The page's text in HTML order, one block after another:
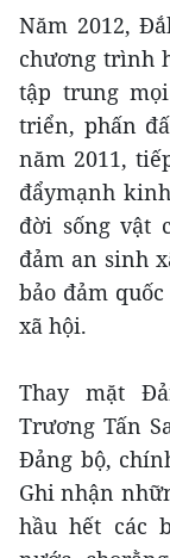
Năm 2012,
chương trình
tập trung
triển, phấn
năm 2011,
đẩymạnh
đời sống vật
đảm an sinh
bảo đảm
xã hội.
Thay mặt
Trương Tấn
Đảng bộ,
Ghi nhận
hầu hết các